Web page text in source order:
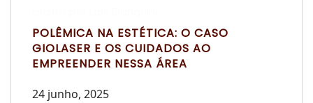
POLÊMICA NA ESTÉTICA: O CASO
GIOLASER E OS CUIDADOS AO
EMPREENDER NESSA ÁREA
24 junho, 2025